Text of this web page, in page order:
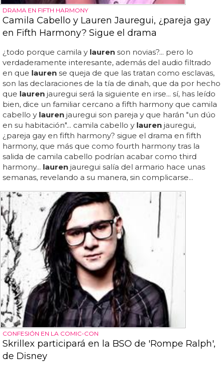
DRAMA EN FIFTH HARMONY
Camila Cabello y Lauren Jauregui, ¿pareja gay
en Fifth Harmony? Sigue el drama
¿todo porque camila y lauren son novias?... pero lo
verdaderamente interesante, además del audio filtrado
en que lauren se queja de que las tratan como esclavas,
son las declaraciones de la tía de dinah, que da por hecho
que lauren jauregui será la siguiente en irse... sí, has leído
bien, dice un familiar cercano a fifth harmony que camila
cabello y lauren jauregui son pareja y que harán "un dúo
en su habitación"... camila cabello y lauren jauregui,
¿pareja gay en fifth harmony? sigue el drama en fifth
harmony, que más que como fourth harmony tras la
salida de camila cabello podrían acabar como third
harmony... lauren jauregui salía del armario hace unas
semanas, revelando a su manera, sin complicarse...
CONFESIÓN EN LA COMIC-CON
Skrillex participará en la BSO de 'Rompe Ralph',
de Disney